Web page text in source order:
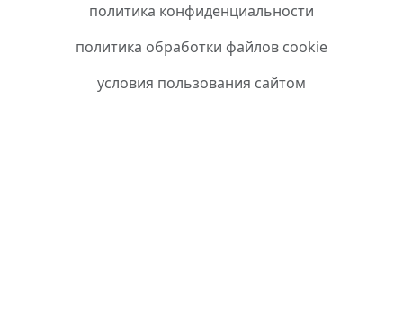
политика конфиденциальности
политика обработки файлов cookie
условия пользования сайтом